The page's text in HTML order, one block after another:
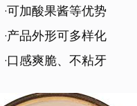
·可加酸果酱等优势
·产品外形可多样化
·口感爽脆、不粘牙